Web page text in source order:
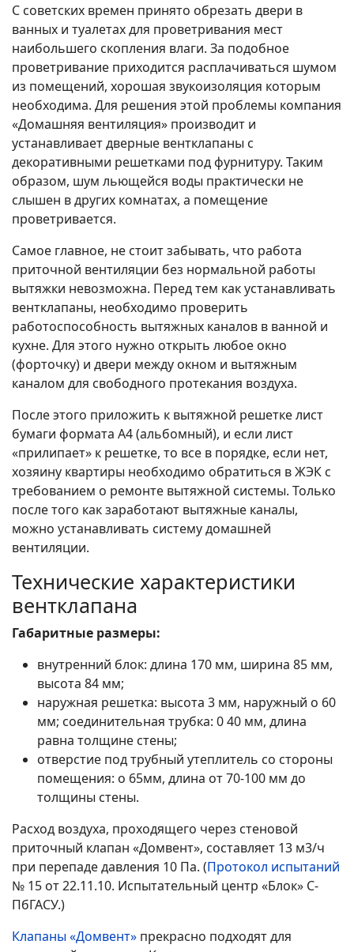
С советских времен принято обрезать двери в
ванных и туалетах для проветривания мест
наибольшего скопления влаги. За подобное
проветривание приходится расплачиваться шумом
из помещений, хорошая звукоизоляция которым
необходима. Для решения этой проблемы компания
«Домашняя вентиляция» производит и
устанавливает дверные вентклапаны с
декоративными решетками под фурнитуру. Таким
образом, шум льющейся воды практически не
слышен в других комнатах, а помещение
проветривается.
Самое главное, не стоит забывать, что работа
приточной вентиляции без нормальной работы
вытяжки невозможна. Перед тем как устанавливать
вентклапаны, необходимо проверить
работоспособность вытяжных каналов в ванной и
кухне. Для этого нужно открыть любое окно
(форточку) и двери между окном и вытяжным
каналом для свободного протекания воздуха.
После этого приложить к вытяжной решетке лист
бумаги формата А4 (альбомный), и если лист
«прилипает» к решетке, то все в порядке, если нет,
хозяину квартиры необходимо обратиться в ЖЭК с
требованием о ремонте вытяжной системы. Только
после того как заработают вытяжные каналы,
можно устанавливать систему домашней
вентиляции.
Технические характеристики
вентклапана
Габаритные размеры:
внутренний блок: длина 170 мм, ширина 85 мм,
высота 84 мм;
наружная решетка: высота 3 мм, наружный о 60
мм; соединительная трубка: 0 40 мм, длина
равна толщине стены;
отверстие под трубный утеплитель со стороны
помещения: о 65мм, длина от 70-100 мм до
толщины стены.
Расход воздуха, проходящего через стеновой
приточный клапан «Домвент», составляет 13 м3/ч
при перепаде давления 10 Па. (Протокол испытаний
№ 15 от 22.11.10. Испытательный центр «Блок» С-
ПбГАСУ.)
Клапаны «Домвент» прекрасно подходят для